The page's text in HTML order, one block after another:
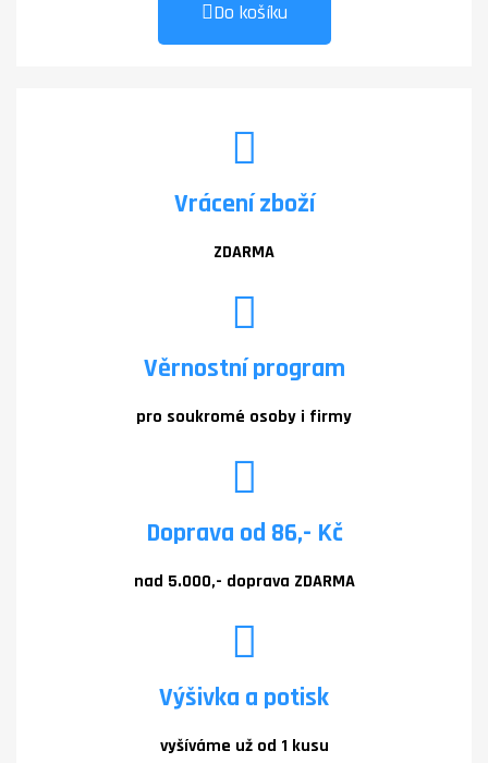
Do košíku
Vrácení zboží
ZDARMA
Věrnostní program
pro soukromé osoby i firmy
Doprava od 86,- Kč
nad 5.000,- doprava ZDARMA
Výšivka a potisk
vyšíváme už od 1 kusu